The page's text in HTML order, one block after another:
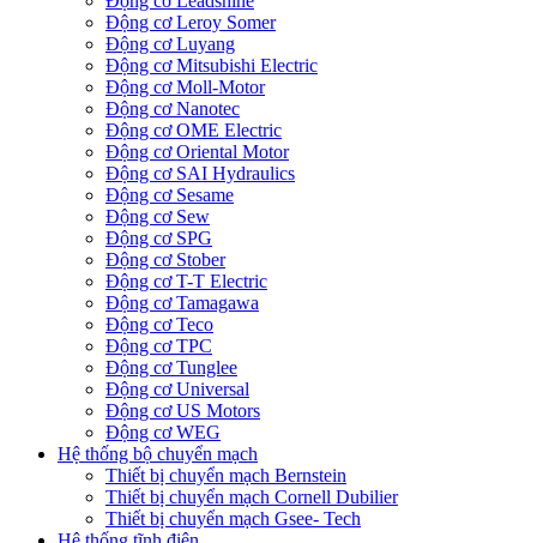
Động cơ Leroy Somer
Động cơ Luyang
Động cơ Mitsubishi Electric
Động cơ Moll-Motor
Động cơ Nanotec
Động cơ OME Electric
Động cơ Oriental Motor
Động cơ SAI Hydraulics
Động cơ Sesame
Động cơ Sew
Động cơ SPG
Động cơ Stober
Động cơ T-T Electric
Động cơ Tamagawa
Động cơ Teco
Động cơ TPC
Động cơ Tunglee
Động cơ Universal
Động cơ US Motors
Động cơ WEG
Hệ thống bộ chuyển mạch
Thiết bị chuyển mạch Bernstein
Thiết bị chuyển mạch Cornell Dubilier
Thiết bị chuyển mạch Gsee- Tech